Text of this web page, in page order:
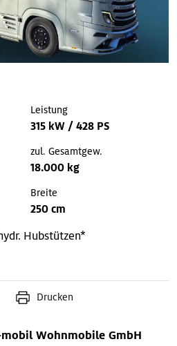
Leistung
315 kW / 428 PS
zul. Gesamtgew.
18.000 kg
Breite
250 cm
Hubstützen*
Drucken
Wohnmobile GmbH